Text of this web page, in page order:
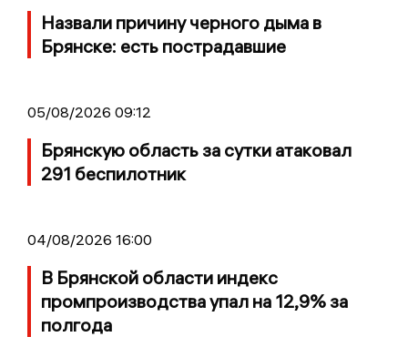
Назвали причину черного дыма в
Брянске: есть пострадавшие
05/08/2026 09:12
Брянскую область за сутки атаковал
291 беспилотник
04/08/2026 16:00
В Брянской области индекс
промпроизводства упал на 12,9% за
полгода